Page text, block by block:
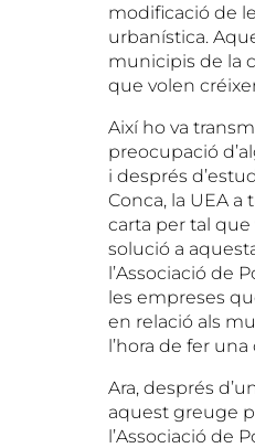
modificació de
urbanística.
municipis de la
que volen
Així ho va
preocupació
i després
Conca, la UEA a
carta per tal que
solució a
l’Associació de
les empreses
en relació als
l’hora de fer
Ara, després
aquest greuge
l’Associació de